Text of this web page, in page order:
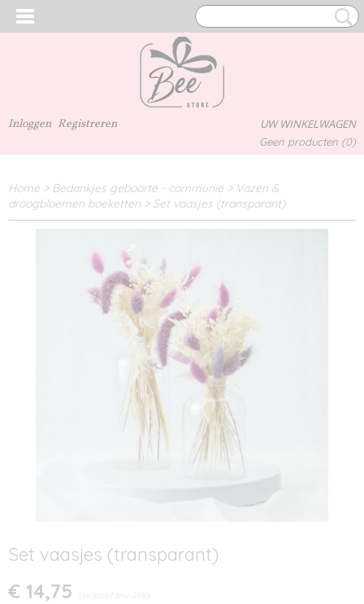
Inloggen Registreren UW WINKELWAGEN
Geen producten (0)
Home > Bedankjes geboorte - communie > Vazen &
droogbloemen boeketten > Set vaasjes (transparant)
Set vaasjes (transparant)
€ 14,75 (inclusief btw 21%)